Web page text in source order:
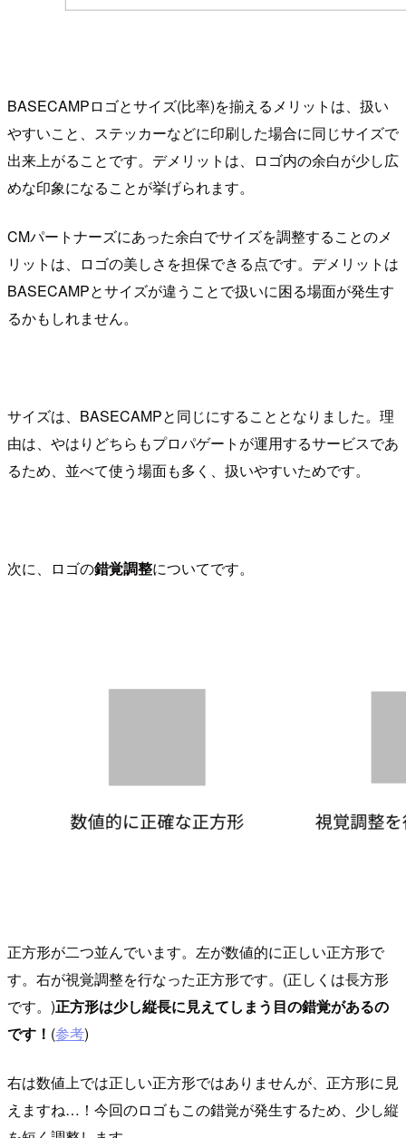
BASECAMPロゴとサイズ(比率)を揃えるメリットは、扱い
やすいこと、ステッカーなどに印刷した場合に同じサイズで
出来上がることです。デメリットは、ロゴ内の余白が少し広
めな印象になることが挙げられます。
CMパートナーズにあった余白でサイズを調整することのメ
リットは、ロゴの美しさを担保できる点です。デメリットは
BASECAMPとサイズが違うことで扱いに困る場面が発生す
るかもしれません。
サイズは、BASECAMPと同じにすることとなりました。理
由は、やはりどちらもプロパゲートが運用するサービスであ
るため、並べて使う場面も多く、扱いやすいためです。
次に、ロゴの錯覚調整についてです。
正方形が二つ並んでいます。左が数値的に正しい正方形で
す。右が視覚調整を行なった正方形です。(正しくは長方形
です。)正方形は少し縦長に見えてしまう目の錯覚があるの
です！ (参考)
右は数値上では正しい正方形ではありませんが、正方形に見
えますね…！今回のロゴもこの錯覚が発生するため、少し縦